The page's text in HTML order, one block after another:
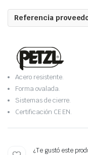
Referencia
Acero resistente.
Forma ovalada.
Sistemas de cierre.
Certificación CE EN.
¿Te gustó este